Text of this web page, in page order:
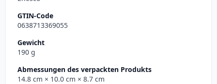
GTIN-Code
0638713369055
Gewicht
190 g
Abmessungen des verpackten Produkts
14.8 cm × 10.0 cm × 8.7 cm